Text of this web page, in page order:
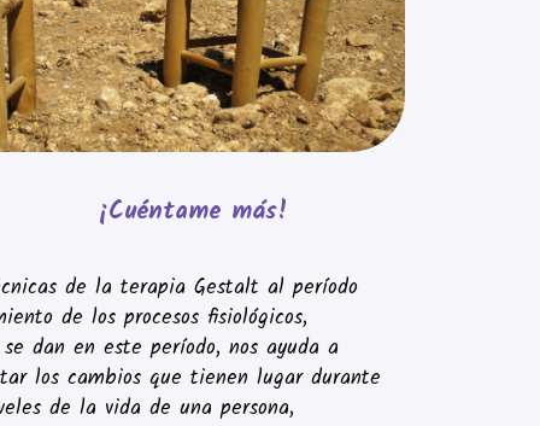
¡Cuéntame más!
de la terapia Gestalt al período
de los procesos fisiológicos,
dan en este período, nos ayuda a
los cambios que tienen lugar durante
de la vida de una persona,